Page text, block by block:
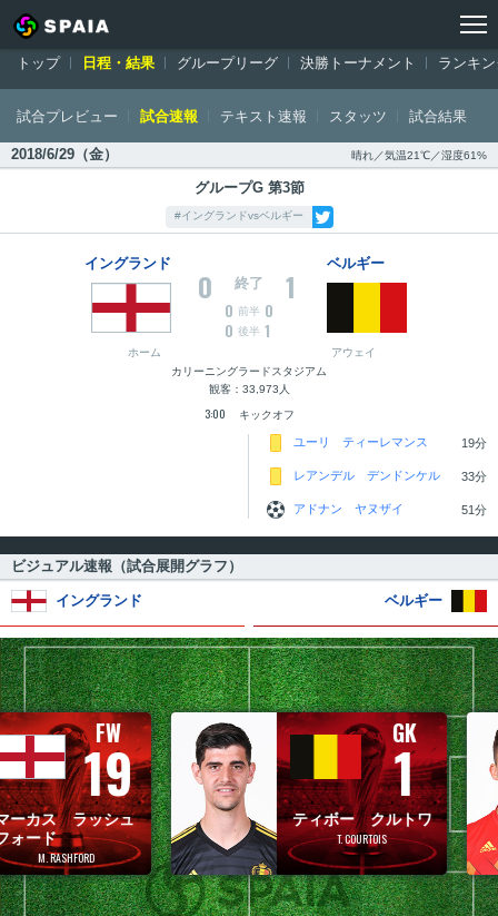
トップ ワールドカップ ロシア大会 イングランド対ベ
トップ 日程・結果 グループリーグ 決勝トーナメント ランキ
試合プレビュー 試合速報 テキスト速報 スタッツ 試合結果
2018/6/29（金） 晴れ／気温21℃／湿度61%
グループG 第3節
#イングランドvsベルギー
イングランド
ホーム
終了
0 1
0 前半 0
0 後半 1
カリーニングラードスタジアム
観客：33,973人
ベルギー
アウェイ
3:00 キックオフ
19分
ユーリ ティーレマンス
33分
レアンデル デンドンケル
51分
アドナン ヤヌザイ
ビジュアル速報（試合展開グラフ）
イングランド ベルギー
FW
19
ラッシュ
GK
1
ティボー クルトワ
T. COURTOIS